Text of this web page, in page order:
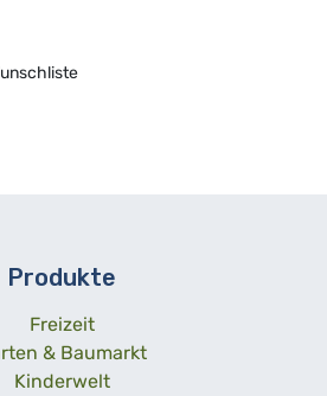
Produkte
Freizeit
& Baumarkt
Kinderwelt